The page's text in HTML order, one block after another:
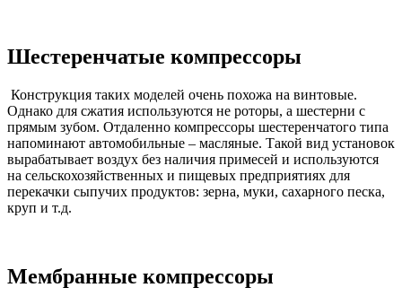
Шестеренчатые компрессоры
Конструкция таких моделей очень похожа на винтовые.
Однако для сжатия используются не роторы, а шестерни с
прямым зубом. Отдаленно компрессоры шестеренчатого типа
напоминают автомобильные – масляные. Такой вид установок
вырабатывает воздух без наличия примесей и используются
на сельскохозяйственных и пищевых предприятиях для
перекачки сыпучих продуктов: зерна, муки, сахарного песка,
круп и т.д.
Мембранные компрессоры